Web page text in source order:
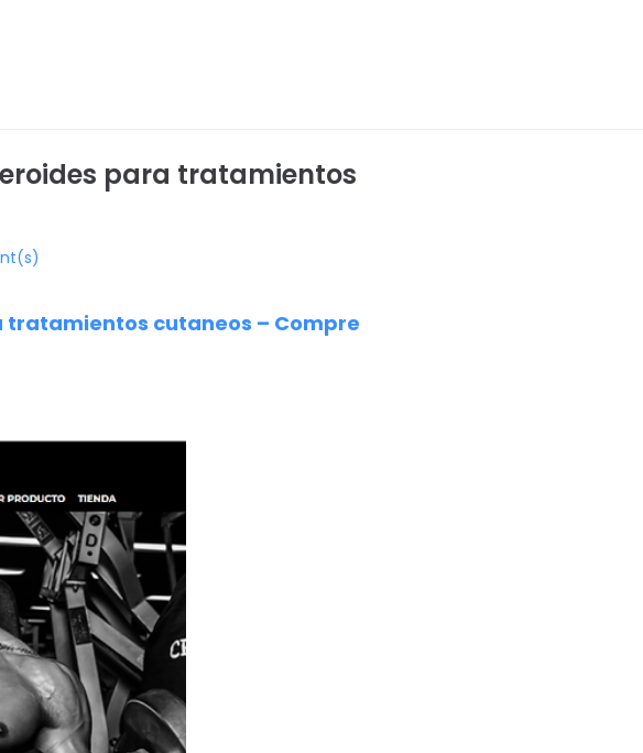
para tratamientos
tratamientos cutaneos – Compre